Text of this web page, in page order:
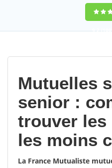
9,2
Mutuelles
senior :
trouver les
les moins
La France Mutualiste